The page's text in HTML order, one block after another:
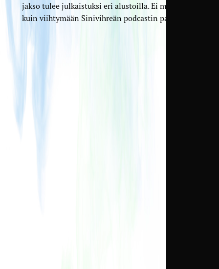
jakso tulee julkaistuksi eri alustoilla. Ei muuta
kuin viihtymään Sinivihreän podcastin parissa!